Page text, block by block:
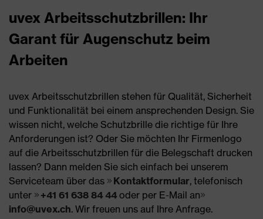
uvex Arbeitsschutzbrillen: Ihr
Garant für Augenschutz beim
Arbeiten
uvex Arbeitsschutzbrillen stehen für Qualität, Sicherheit
und Funktionalität bei einem ansprechenden Design. Sie
wissen nicht, welche Schutzbrille die richtige für Ihre
Anforderungen ist? Oder Sie möchten Ihr Firmenlogo
auf die Arbeitsschutzbrillen für die Belegschaft drucken
lassen? Dann melden Sie sich einfach bei unserem
Serviceteam über das
Kontaktformular, telefonisch
unter
+41 61 638 84 44oder per E-Mail an
info@uvex.ch. Wir freuen uns auf Ihre Anfrage.